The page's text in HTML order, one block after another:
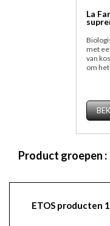
La
met
van
om
Product groepen :
ETOS producten 1